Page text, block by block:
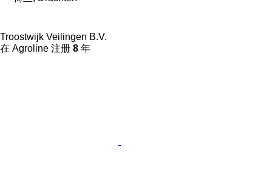
Troostwijk Veilingen B.V.
在 Agroline 注册 8 年